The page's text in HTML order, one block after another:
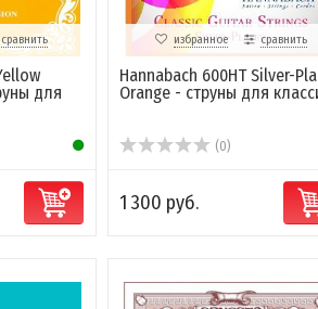
сравнить
для
избранное сравнить
Hannabach 600HT Silver-
Orange - струны для
(0)
1 300 руб.